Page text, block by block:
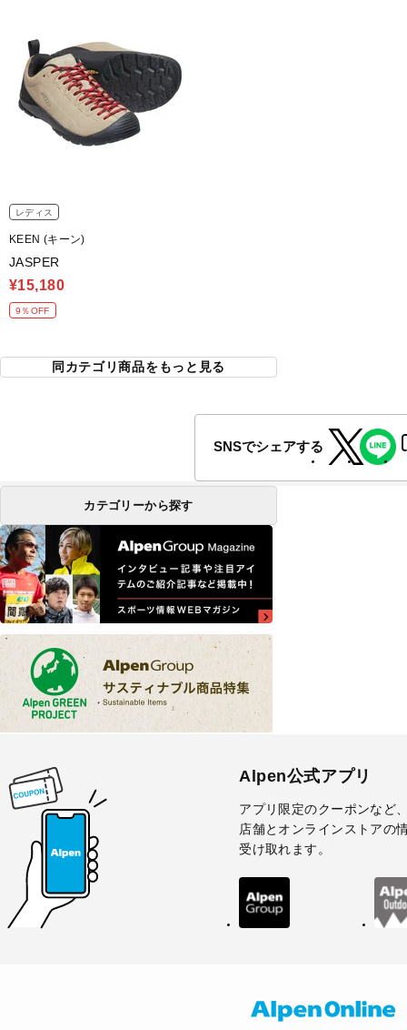
レディス
KEEN (キーン)
JASPER
¥15,180
9％OFF
同カテゴリ商品をもっと見る
SNSでシェアする
カテゴリーから探す
Alpen公式アプリ
アプリ限定のクーポンなど
店舗とオンラインストアの
受け取れます。